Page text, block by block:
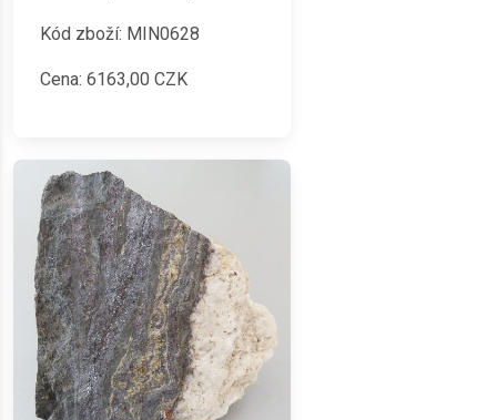
Kód zboží: MIN0628
Cena: 6163,00 CZK